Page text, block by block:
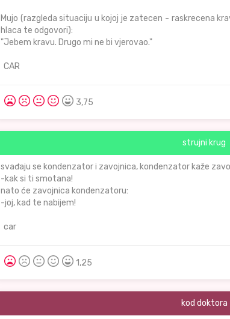
Mujo (razgleda situaciju u kojoj je zatecen - raskrecena
hlaca te odgovori):
"Jebem kravu. Drugo mi ne bi vjerovao."
CAR
3,75
strujni krug
svađaju se kondenzator i zavojnica, kondenzator kaže
-kak si ti smotana!
nato će zavojnica kondenzatoru:
-joj, kad te nabijem!
car
1,25
kod doktora